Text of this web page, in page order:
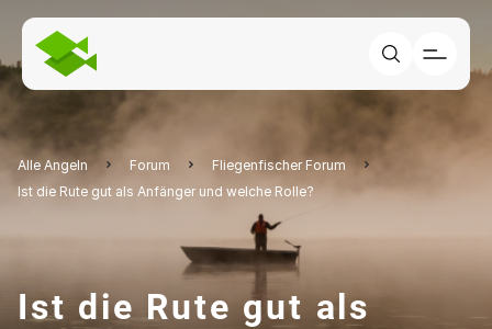
Alle Angeln Forum
Fliegenfischer Forum
Ist die Rute gut als Anfänger und welche Rolle?
Ist die Rute gut als